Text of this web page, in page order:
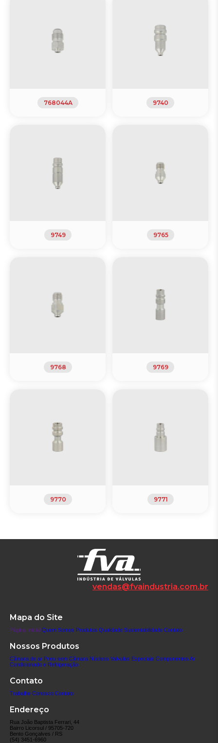
768044A 9740
9749 9765
9768 9769
9770 9771
vendas@fvaindustria.com.br
Mapa do Site
Página Inicial Quem Somos Produtos Qualidade Sustentabilidade Contato
Nossos Produtos
Câmara de ar Pneu sem Câmara Núcleos Valvulas Especiais Componentes Ar
Condicionado e Refrigeração
Contato
Trabalhe Conosco Contato
Endereço
Rua João Baptista Ferrari, 44
Bairro Licorsul / 95705-720
Bento Gonçalves / RS
(54) 3451-6960